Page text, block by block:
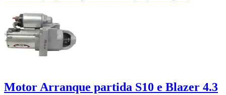
Motor Arranque partida S10 e Blazer 4.3